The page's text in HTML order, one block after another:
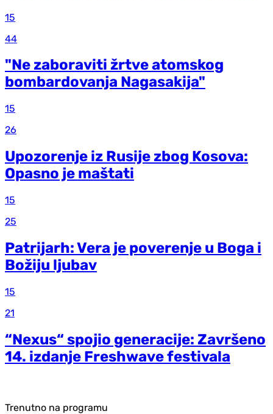
15
44
"Ne zaboraviti žrtve atomskog
bombardovanja Nagasakija"
15
26
Upozorenje iz Rusije zbog Kosova:
Opasno je maštati
15
25
Patrijarh: Vera je poverenje u Boga i
Božiju ljubav
15
21
“Nexus“ spojio generacije: Završeno
14. izdanje Freshwave festivala
Trenutno na programu